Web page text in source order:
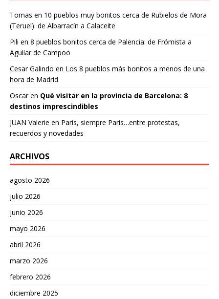
Tomas en 10 pueblos muy bonitos cerca de Rubielos de Mora
(Teruel): de Albarracín a Calaceite
Pili en 8 pueblos bonitos cerca de Palencia: de Frómista a
Aguilar de Campoo
Cesar Galindo en Los 8 pueblos más bonitos a menos de una
hora de Madrid
Oscaren Qué visitar en la provincia de Barcelona: 8
destinos imprescindibles
JUAN Valerie en París, siempre París…entre protestas,
recuerdos y novedades
ARCHIVOS
agosto 2026
julio 2026
junio 2026
mayo 2026
abril 2026
marzo 2026
febrero 2026
diciembre 2025